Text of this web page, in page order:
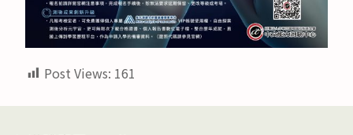
Post Views: 161